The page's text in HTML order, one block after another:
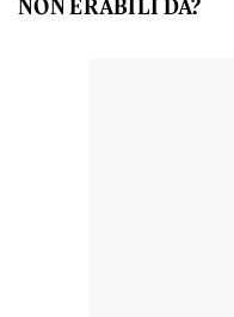
NON ERABILI DA?